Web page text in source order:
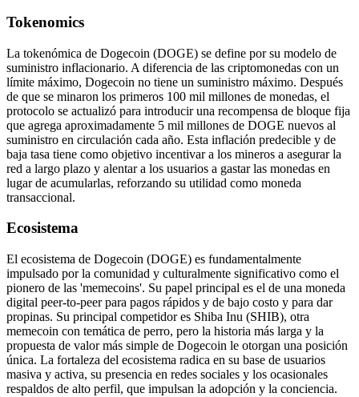
Tokenomics
La tokenómica de Dogecoin (DOGE) se define por su modelo de
suministro inflacionario. A diferencia de las criptomonedas con un
límite máximo, Dogecoin no tiene un suministro máximo. Después
de que se minaron los primeros 100 mil millones de monedas, el
protocolo se actualizó para introducir una recompensa de bloque fija
que agrega aproximadamente 5 mil millones de DOGE nuevos al
suministro en circulación cada año. Esta inflación predecible y de
baja tasa tiene como objetivo incentivar a los mineros a asegurar la
red a largo plazo y alentar a los usuarios a gastar las monedas en
lugar de acumularlas, reforzando su utilidad como moneda
transaccional.
Ecosistema
El ecosistema de Dogecoin (DOGE) es fundamentalmente
impulsado por la comunidad y culturalmente significativo como el
pionero de las 'memecoins'. Su papel principal es el de una moneda
digital peer-to-peer para pagos rápidos y de bajo costo y para dar
propinas. Su principal competidor es Shiba Inu (SHIB), otra
memecoin con temática de perro, pero la historia más larga y la
propuesta de valor más simple de Dogecoin le otorgan una posición
única. La fortaleza del ecosistema radica en su base de usuarios
masiva y activa, su presencia en redes sociales y los ocasionales
respaldos de alto perfil, que impulsan la adopción y la conciencia.